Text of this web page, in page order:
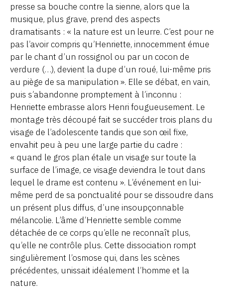
presse sa bouche contre la sienne, alors que la
musique, plus grave, prend des aspects
dramatisants : « la nature est un leurre. C’est pour ne
pas l’avoir compris qu’Henriette, innocemment émue
par le chant d’un rossignol ou par un cocon de
verdure (…), devient la dupe d’un roué, lui-même pris
au piège de sa manipulation ». Elle se débat, en vain,
puis s’abandonne promptement à l’inconnu :
Henriette embrasse alors Henri fougueusement. Le
montage très découpé fait se succéder trois plans du
visage de l’adolescente tandis que son œil fixe,
envahit peu à peu une large partie du cadre :
« quand le gros plan étale un visage sur toute la
surface de l’image, ce visage deviendra le tout dans
lequel le drame est contenu ». L’événement en lui-
même perd de sa ponctualité pour se dissoudre dans
un présent plus diffus, d’une insoupçonnable
mélancolie. L’âme d’Henriette semble comme
détachée de ce corps qu’elle ne reconnaît plus,
qu’elle ne contrôle plus. Cette dissociation rompt
singulièrement l’osmose qui, dans les scènes
précédentes, unissait idéalement l’homme et la
nature.